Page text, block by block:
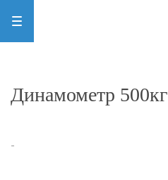
Динамометр 500кг
-